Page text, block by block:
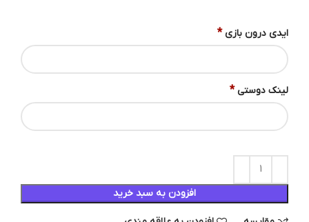
ایدی درون بازی *
لینک دوستی *
افزودن به سبد خرید